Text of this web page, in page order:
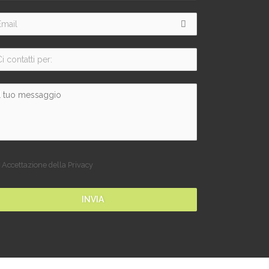
INVIA